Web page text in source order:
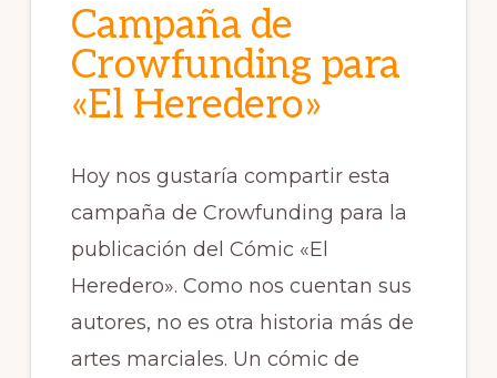
Campaña de
Crowfunding para
«El Heredero»
Hoy nos gustaría compartir esta
campaña de Crowfunding para la
publicación del Cómic «El
Heredero». Como nos cuentan sus
autores, no es otra historia más de
artes marciales. Un cómic de